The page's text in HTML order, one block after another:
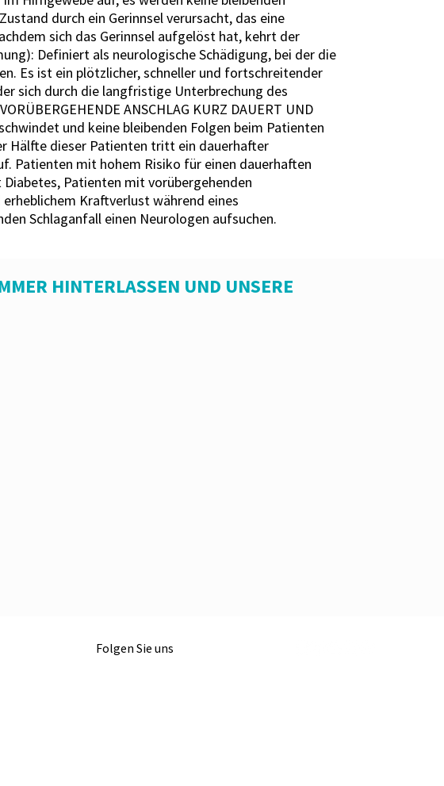
durch ein Gerinnsel verursacht, das eine
sich das Gerinnsel aufgelöst hat, kehrt der
Definiert als neurologische Schädigung, bei der die
Es ist ein plötzlicher, schneller und fortschreitender
sich durch die langfristige Unterbrechung des
ANSCHLAG KURZ DAUERT UND
und keine bleibenden Folgen beim Patienten
Hälfte dieser Patienten tritt ein dauerhafter
Patienten mit hohem Risiko für einen dauerhaften
Patienten mit vorübergehenden
Kraftverlust während eines
Schlaganfall einen Neurologen aufsuchen.
HINTERLASSEN UND UNSERE
Folgen Sie uns